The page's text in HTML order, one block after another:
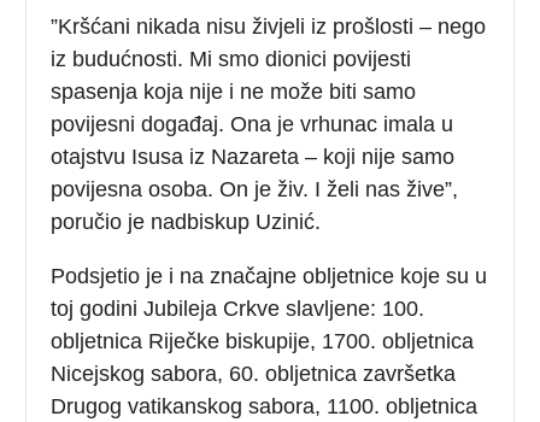
”Kršćani nikada nisu živjeli iz prošlosti – nego
iz budućnosti. Mi smo dionici povijesti
spasenja koja nije i ne može biti samo
povijesni događaj. Ona je vrhunac imala u
otajstvu Isusa iz Nazareta – koji nije samo
povijesna osoba. On je živ. I želi nas žive”,
poručio je nadbiskup Uzinić.
Podsjetio je i na značajne obljetnice koje su u
toj godini Jubileja Crkve slavljene: 100.
obljetnica Riječke biskupije, 1700. obljetnica
Nicejskog sabora, 60. obljetnica završetka
Drugog vatikanskog sabora, 1100. obljetnica